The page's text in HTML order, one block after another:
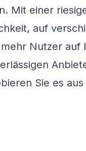
Mit einer
auf
Nutzer auf
Sie es